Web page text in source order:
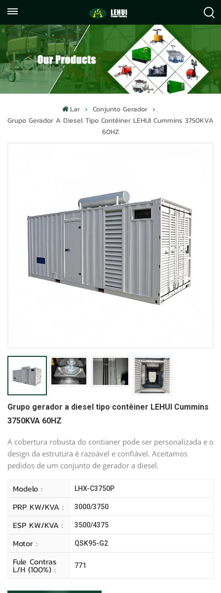
059122071372
info@lehuipowerfactory.com
Lar
Conjunto Gerador
Grupo Gerador A Diesel Tipo Contêiner LEHUI Cummins 3750KVA
60HZ
Grupo gerador a diesel tipo contêiner LEHUI Cummins
3750KVA 60HZ
A cobertura robusta do contianer pode ser personalizada e o
design da estrutura é razoável e confiável. Aceitamos
pedidos de um conjunto de gerador a diesel.
Modelo : LHX-C3750P
PRP KW/kVA : 3000/3750
ESP KW/kVA : 3500/4375
Motor : QSK95-G2
Fule Contras
L/H (100%) : 771